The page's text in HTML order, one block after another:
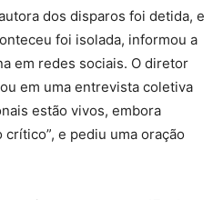
dos disparos foi detida, e
foi isolada, informou a
em redes sociais. O diretor
em uma entrevista coletiva
estão vivos, embora
e pediu uma oração